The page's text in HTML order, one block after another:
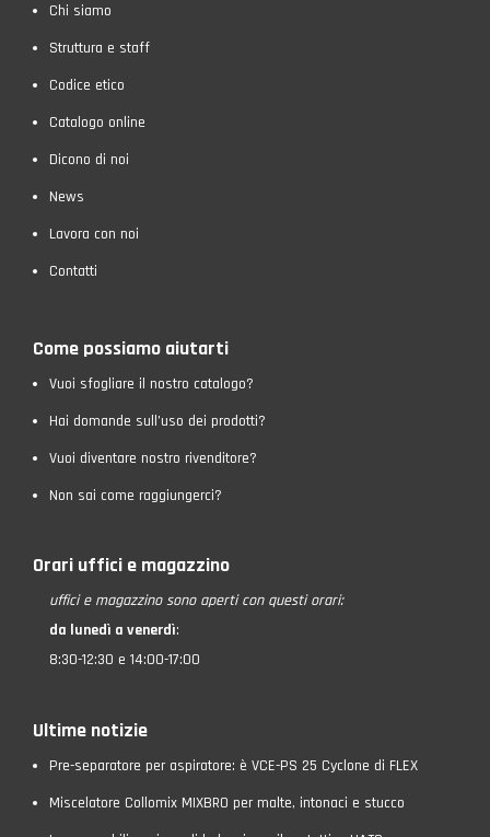
Chi siamo
Struttura e staff
Codice etico
Catalogo online
Dicono di noi
News
Lavora con noi
Contatti
Come possiamo aiutarti
Vuoi sfogliare il nostro catalogo?
Hai domande sull’uso dei prodotti?
Vuoi diventare nostro rivenditore?
Non sai come raggiungerci?
Orari uffici e magazzino
uffici e magazzino sono aperti con questi orari:
da lunedì a venerdì:
8:30-12:30 e 14:00-17:00
Ultime notizie
Pre-separatore per aspiratore: è VCE-PS 25 Cyclone di FLEX
Miscelatore Collomix MIXBRO per malte, intonaci e stucco